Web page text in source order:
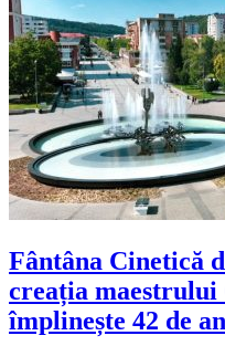
Fântâna Cinetică
creația maestrului
împlinește 42 de